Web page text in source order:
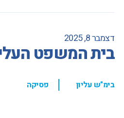
דצמבר 8, 2025
בית המשפט
בימ"ש עליון , פסיקה